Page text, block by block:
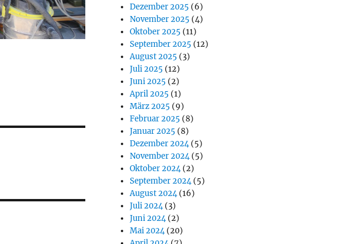
Dezember 2025 (6)
November 2025 (4)
Oktober 2025 (11)
September 2025 (12)
August 2025 (3)
Juli 2025 (12)
Juni 2025 (2)
April 2025 (1)
März 2025 (9)
Februar 2025 (8)
Januar 2025 (8)
Dezember 2024(5)
November 2024(5)
Oktober 2024(2)
September 2024(5)
August 2024(16)
Juli 2024(3)
Juni 2024(2)
Mai 2024(20)